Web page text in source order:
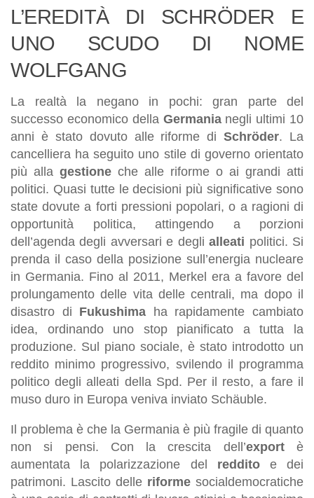
L’EREDITÀ DI SCHRÖDER E
UNO SCUDO DI NOME
WOLFGANG
La realtà la negano in pochi: gran parte del
successo economico della Germania negli ultimi 10
anni è stato dovuto alle riforme diSchröder. La
cancelliera ha seguito uno stile di governo orientato
più alla gestione che alle riforme o ai grandi atti
politici. Quasi tutte le decisioni più significative sono
state dovute a forti pressioni popolari, o a ragioni di
opportunità politica, attingendo a porzioni
dell’agenda degli avversari e deglialleati politici. Si
prenda il caso della posizione sull’energia nucleare
in Germania. Fino al 2011, Merkel era a favore del
prolungamento delle vita delle centrali, ma dopo il
disastro di Fukushima ha rapidamente cambiato
idea, ordinando uno stop pianificato a tutta la
produzione. Sul piano sociale, è stato introdotto un
reddito minimo progressivo, svilendo il programma
politico degli alleati della Spd. Per il resto, a fare il
muso duro in Europa veniva inviato Schäuble.
Il problema è che la Germania è più fragile di quanto
non si pensi. Con la crescita dell’exportè
aumentata la polarizzazione del reddito e dei
patrimoni. Lascito delle riforme socialdemocratiche